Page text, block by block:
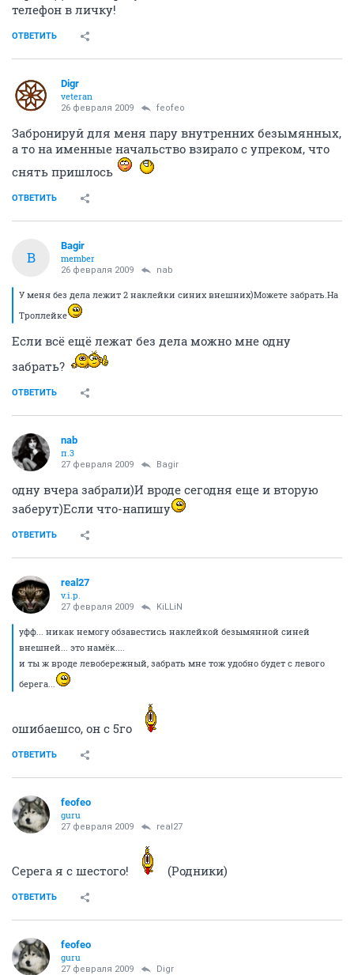
телефон в личку!
ОТВЕТИТЬ
Digr
veteran
26 февраля 2009 feofeo
Забронируй для меня пару внутренних безымянных,
а то на именные начальство взирало с упреком, что
снять пришлось
ОТВЕТИТЬ
B
Bagir
member
26 февраля 2009 nab
У меня без дела лежит 2 наклейки синих внешних)Можете забрать.На
Троллейке
Если всё ещё лежат без дела можно мне одну
забрать?
ОТВЕТИТЬ
nab
п.3
27 февраля 2009 Bagir
одну вчера забрали)И вроде сегодня еще и вторую
заберут)Если что-напишу
ОТВЕТИТЬ
real27
v.i.p.
27 февраля 2009 KiLLiN
уфф... никак немогу обзавестись наклейкой безымянной синей
внешней... это намёк....
и ты ж вроде левобережный, забрать мне тож удобно будет с левого
берега...
ошибаешсо, он с 5го
ОТВЕТИТЬ
feofeo
guru
27 февраля 2009 real27
Серега я с шестого! (Родники)
ОТВЕТИТЬ
feofeo
guru
27 февраля 2009 Digr